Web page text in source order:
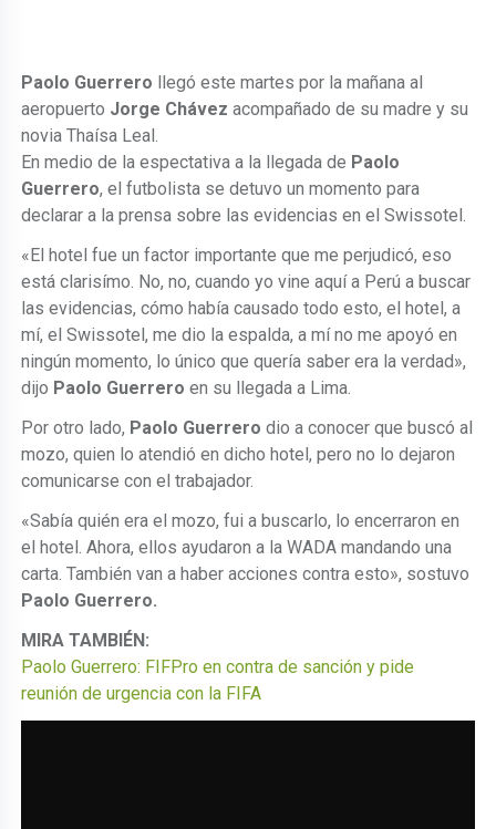
Paolo Guerrero llegó este martes por la mañana al
aeropuerto Jorge Chávez acompañado de su madre y su
novia Thaísa Leal.
En medio de la espectativa a la llegada de Paolo
Guerrero, el futbolista se detuvo un momento para
declarar a la prensa sobre las evidencias en el Swissotel.
«El hotel fue un factor importante que me perjudicó, eso
está clarisímo. No, no, cuando yo vine aquí a Perú a buscar
las evidencias, cómo había causado todo esto, el hotel, a
mí, el Swissotel, me dio la espalda, a mí no me apoyó en
ningún momento, lo único que quería saber era la verdad»,
dijo Paolo Guerrero en su llegada a Lima.
Por otro lado, Paolo Guerrero dio a conocer que buscó al
mozo, quien lo atendió en dicho hotel, pero no lo dejaron
comunicarse con el trabajador.
«Sabía quién era el mozo, fui a buscarlo, lo encerraron en
el hotel. Ahora, ellos ayudaron a la WADA mandando una
carta. También van a haber acciones contra esto», sostuvo
Paolo Guerrero.
MIRA TAMBIÉN:
Paolo Guerrero: FIFPro en contra de sanción y pide
reunión de urgencia con la FIFA